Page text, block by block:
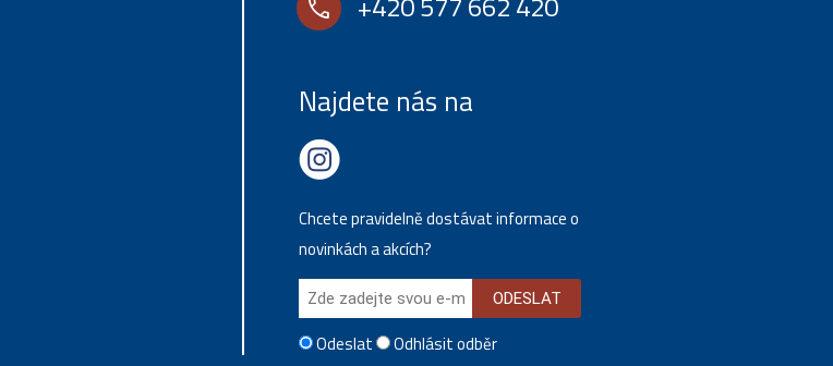
call
Najdete nás na
Chcete pravidelně dostávat informace o
novinkách a akcích?
ODESLAT
Odeslat Odhlásit odběr